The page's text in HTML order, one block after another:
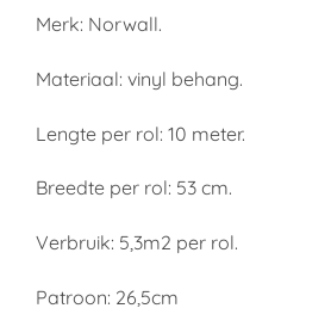
Merk: Norwall.
Materiaal: vinyl behang.
Lengte per rol: 10 meter.
Breedte per rol: 53 cm.
Verbruik: 5,3m2 per rol.
Patroon: 26,5cm